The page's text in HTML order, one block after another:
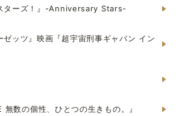
ターズ！』-Anniversary Stars-
ゼッツ』映画『超宇宙刑事ギャバン イン
無数の個性、ひとつの生きもの。』